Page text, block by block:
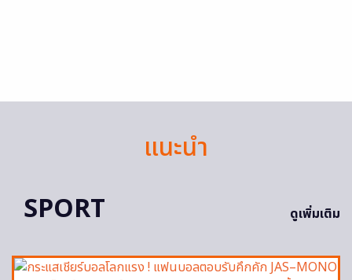
แนะนำ
SPORT
ดูเพิ่มเติม